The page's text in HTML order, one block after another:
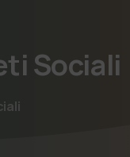
Sociali